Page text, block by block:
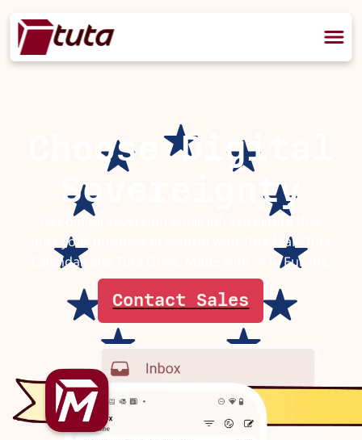
Choose Digital
Sovereignty
Get digital sovereign email infrastructure that
puts your business in control with Tuta Mail, Tuta
Calendar, and Tuta Drive. Made with 💛 in Europe.
Contact Sales